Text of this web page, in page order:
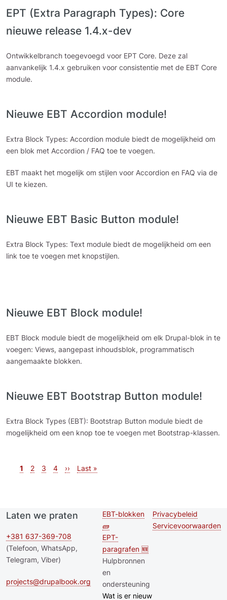
EPT (Extra Paragraph Types): Core
nieuwe release 1.4.x-dev
Ontwikkelbranch toegevoegd voor EPT Core. Deze zal
aanvankelijk 1.4.x gebruiken voor consistentie met de EBT Core
module.
Nieuwe EBT Accordion module!
Extra Block Types: Accordion module biedt de mogelijkheid om
een blok met Accordion / FAQ toe te voegen.
EBT maakt het mogelijk om stijlen voor Accordion en FAQ via de
UI te kiezen.
Nieuwe EBT Basic Button module!
Extra Block Types: Text module biedt de mogelijkheid om een
link toe te voegen met knopstijlen.
Nieuwe EBT Block module!
EBT Block module biedt de mogelijkheid om elk Drupal-blok in te
voegen: Views, aangepast inhoudsblok, programmatisch
aangemaakte blokken.
Nieuwe EBT Bootstrap Button module!
Extra Block Types (EBT): Bootstrap Button module biedt de
mogelijkheid om een knop toe te voegen met Bootstrap-klassen.
Paginering
Huidige pagina
1 Pagina
2 Pagina
3 Pagina
4 Volgende pagina
›› Laatste pagina
Last »
Laten we praten
+381 637-369-708
(Telefoon, WhatsApp,
Telegram, Viber)
projects@drupalbook.org
Second
footer
menu
EBT-blokken
🧱
EPT-
paragrafen 🆕
Hulpbronnen
en
ondersteuning
Wat is er nieuw
Footer menu
Privacybeleid
Servicevoorwaarden